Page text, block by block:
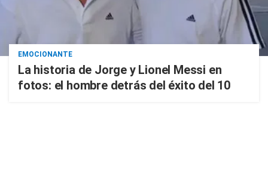
EMOCIONANTE
La historia de Jorge y Lionel Messi en
fotos: el hombre detrás del éxito del 10